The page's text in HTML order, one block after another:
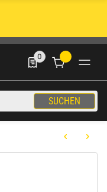
SUCHEN
0
0 Produkte in der